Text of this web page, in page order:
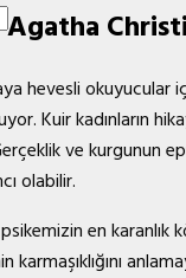
hevesli
Kuir kadınların
ve kurgunun
olabilir.
en